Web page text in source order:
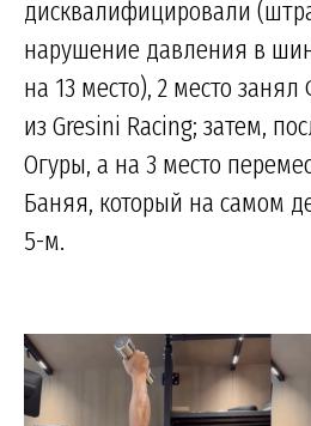
дисквалифицировали
нарушение давления в
на 13 место), 2 место
из Gresini Racing; затем,
Огуры, а на 3 место
Баняя, который на самом
5-м.